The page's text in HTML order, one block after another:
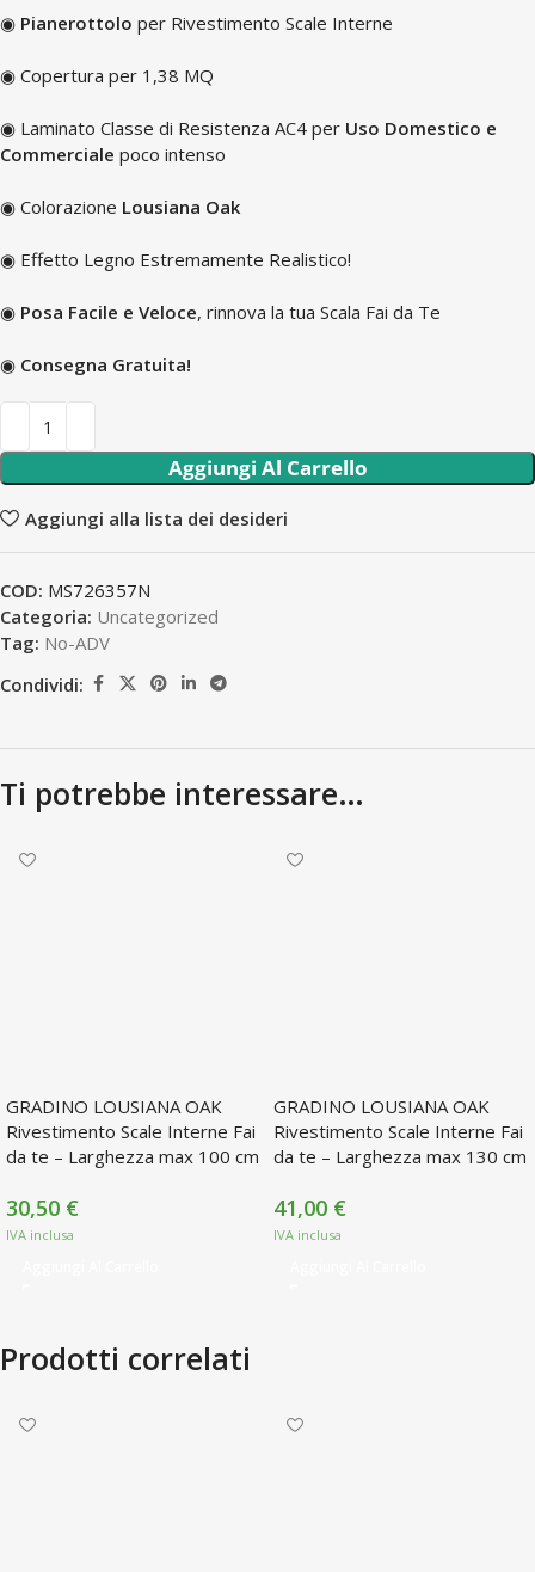
◉ Pianerottolo per Rivestimento Scale Interne
◉ Copertura per 1,38 MQ
◉ Laminato Classe di Resistenza AC4 per Uso Domestico e
Commerciale poco intenso
◉ Colorazione Lousiana Oak
◉ Effetto Legno Estremamente Realistico!
◉ Posa Facile e Veloce, rinnova la tua Scala Fai da Te
◉ Consegna Gratuita!
Aggiungi Al Carrello
Aggiungi alla lista dei desideri
COD: MS726357N
Categoria: Uncategorized
Tag: No-ADV
Condividi:
Ti potrebbe interessare…
GRADINO LOUSIANA OAK
Rivestimento Scale Interne Fai
da te – Larghezza max 100 cm
30,50 €
GRADINO LOUSIANA OAK
Rivestimento Scale Interne Fai
da te – Larghezza max 130 cm
41,00 €
Prodotti correlati